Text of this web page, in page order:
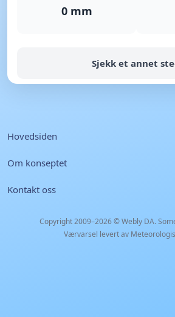
0 mm
Sjekk et annet
Hovedsiden
Om konseptet
Kontakt oss
Copyright 2009–2026 ©Webly DA.
Værvarsel levert av